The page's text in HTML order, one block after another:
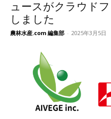
ュースがクラウド
しました
農林水産.com 編集部 - 2025年3月5日